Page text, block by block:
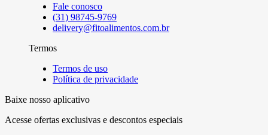
Fale conosco
(31) 98745-9769
delivery@fitoalimentos.com.br
Termos
Termos de uso
Política de privacidade
Baixe nosso aplicativo
Acesse ofertas exclusivas e descontos especiais